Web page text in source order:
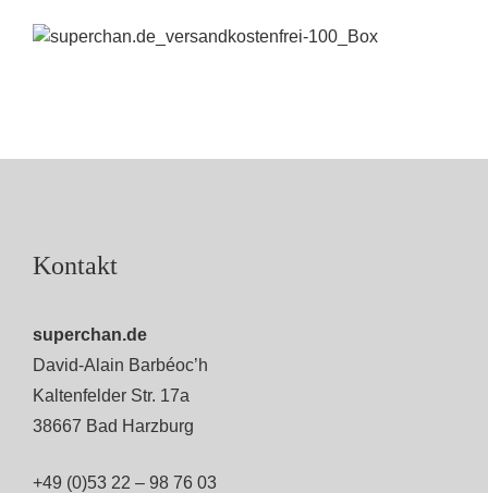
Kontakt
superchan.de
David-Alain Barbéoc’h
Kaltenfelder Str. 17a
38667 Bad Harzburg
+49 (0)53 22 – 98 76 03